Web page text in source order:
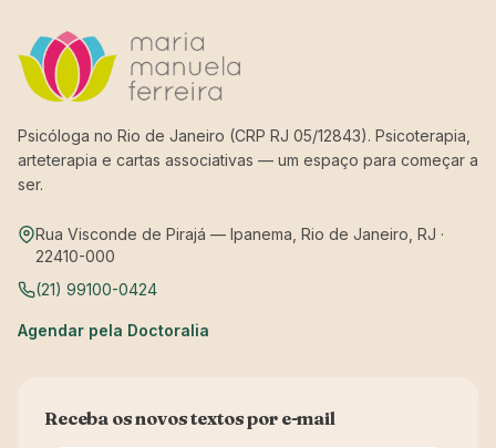
Psicóloga no Rio de Janeiro (CRP RJ 05/12843). Psicoterapia,
arteterapia e cartas associativas — um espaço para começar a
ser.
Rua Visconde de Pirajá — Ipanema, Rio de Janeiro, RJ ·
22410-000
(21) 99100-0424
Agendar pela Doctoralia
Receba os novos textos por e-mail